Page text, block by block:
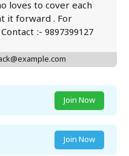
loves to cover each
it forward . For
:- 9897399127
Join Now
Join Now